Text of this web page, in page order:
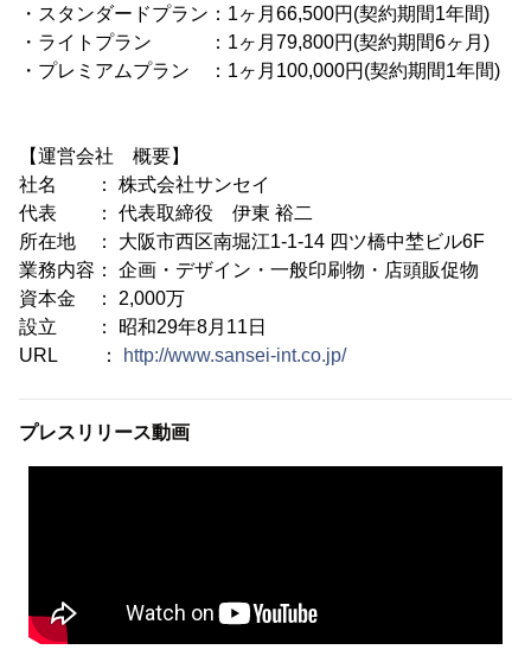
・スタンダードプラン：1ヶ月66,500円(契約期間1年間)
・ライトプラン ：1ヶ月79,800円(契約期間6ヶ月)
・プレミアムプラン ：1ヶ月100,000円(契約期間1年間)
【運営会社 概要】
社名 ： 株式会社サンセイ
代表 ： 代表取締役 伊東 裕二
所在地 ： 大阪市西区南堀江1-1-14 四ツ橋中埜ビル6F
業務内容： 企画・デザイン・一般印刷物・店頭販促物
資本金 ： 2,000万
設立 ： 昭和29年8月11日
URL ：
http://www.sansei-int.co.jp/
プレスリリース動画